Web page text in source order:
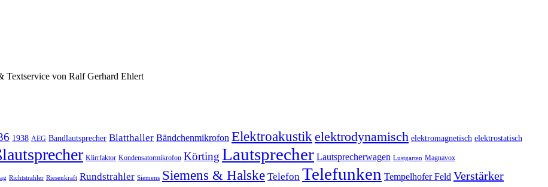
Textservice von Ralf Gerhard Ehlert
1938 AEG Bandlautsprecher Blatthaller Bändchenmikrofon Elektroakustik elektrodynamisch elektromagnetisch elektrostatisch
Klirrfaktor Kondensatormikrofon Körting Lautsprecher Lautsprecherwagen Lustgarten Magnavox
Richtstrahler Riesenkraft Rundstrahler Siemens Siemens & Halske Telefon Telefunken Tempelhofer Feld Verstärker